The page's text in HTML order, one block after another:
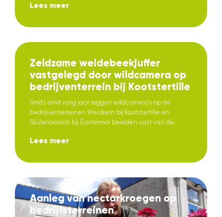
Lees meer
Zeldzame weidebeekjuffer
vastgelegd door wildcamera op
bedrijventerrein bij Kootstertille
Sinds eind vorig jaar leggen wildcamera’s op de
bedrijventerreinen Westkern bij Kootstertille en
Skûlenboarch bij Eastermar beelden vast van de...
Lees meer
Aanleg van nectarkroegen op
bedrijfsterreinen